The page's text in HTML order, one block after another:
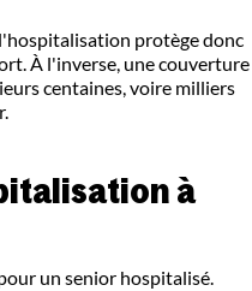
protège donc
À l'inverse, une couverture
centaines, voire milliers
à
un senior hospitalisé.